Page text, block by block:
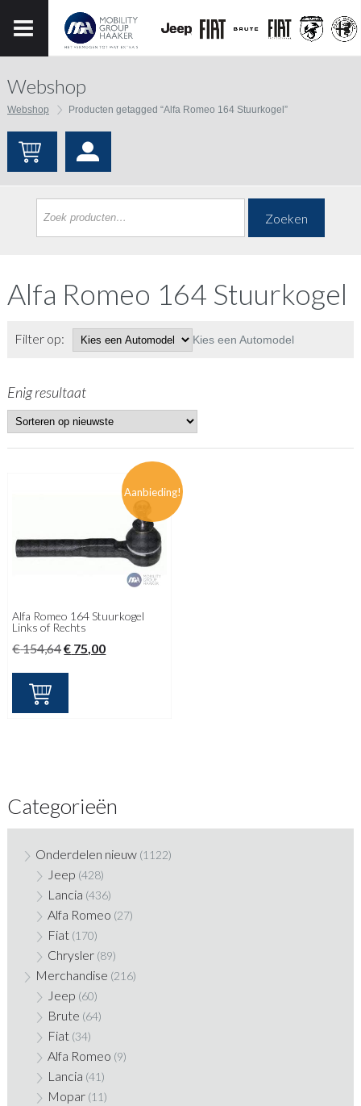
Webshop
Webshop Producten getagged “Alfa Romeo 164 Stuurkogel”
Zoeken
Alfa Romeo 164 Stuurkogel
Filter op: Kies een Automodel
Enig resultaat
Aanbieding!
Alfa Romeo 164 Stuurkogel
Links of Rechts
€154,64Oorspronkelijke
€ 75,00Huidige
Categorieën
Onderdelen nieuw (1122)
Jeep (428)
Lancia (436)
Alfa Romeo (27)
Fiat (170)
Chrysler (89)
Merchandise (216)
Jeep (60)
Brute (64)
Fiat (34)
Alfa Romeo (9)
Lancia (41)
Mopar (11)